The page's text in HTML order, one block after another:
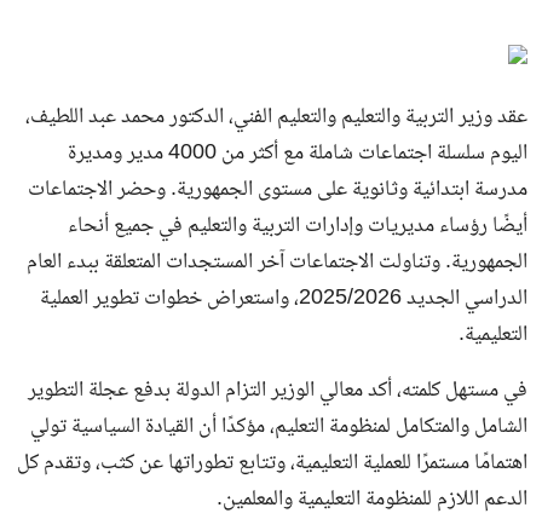
عقد وزير التربية والتعليم والتعليم الفني، الدكتور محمد عبد اللطيف،
اليوم سلسلة اجتماعات شاملة مع أكثر من 4000 مدير ومديرة
مدرسة ابتدائية وثانوية على مستوى الجمهورية. وحضر الاجتماعات
أيضًا رؤساء مديريات وإدارات التربية والتعليم في جميع أنحاء
الجمهورية. وتناولت الاجتماعات آخر المستجدات المتعلقة ببدء العام
الدراسي الجديد 2025/2026، واستعراض خطوات تطوير العملية
التعليمية.
في مستهل كلمته، أكد معالي الوزير التزام الدولة بدفع عجلة التطوير
الشامل والمتكامل لمنظومة التعليم، مؤكدًا أن القيادة السياسية تولي
اهتمامًا مستمرًا للعملية التعليمية، وتتابع تطوراتها عن كثب، وتقدم كل
الدعم اللازم للمنظومة التعليمية والمعلمين.